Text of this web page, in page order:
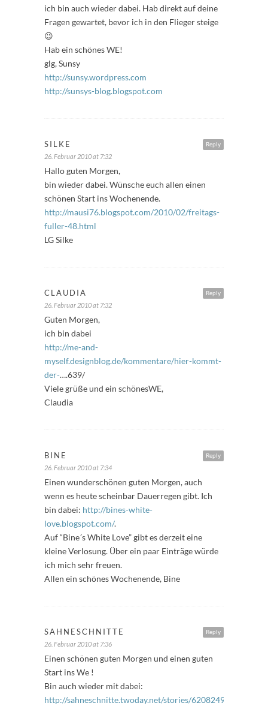
ich bin auch wieder dabei. Hab direkt auf deine
Fragen gewartet, bevor ich in den Flieger steige
😉
Hab ein schönes WE!
glg, Sunsy
http://sunsy.wordpress.com
http://sunsys-blog.blogspot.com
Reply
SILKE
26. Februar 2010 at 7:32
Hallo guten Morgen,
bin wieder dabei. Wünsche euch allen einen
schönen Start ins Wochenende.
http://mausi76.blogspot.com/2010/02/freitags-
fuller-48.html
LG Silke
Reply
CLAUDIA
26. Februar 2010 at 7:32
Guten Morgen,
ich bin dabei
http://me-and-
myself.designblog.de/kommentare/hier-kommt-
der-….639/
Viele grüße und ein schönesWE,
Claudia
Reply
BINE
26. Februar 2010 at 7:34
Einen wunderschönen guten Morgen, auch
wenn es heute scheinbar Dauerregen gibt. Ich
bin dabei: http://bines-white-
love.blogspot.com/.
Auf “Bine´s White Love” gibt es derzeit eine
kleine Verlosung. Über ein paar Einträge würde
ich mich sehr freuen.
Allen ein schönes Wochenende, Bine
Reply
SAHNESCHNITTE
26. Februar 2010 at 7:36
Einen schönen guten Morgen und einen guten
Start ins We !
Bin auch wieder mit dabei:
http://sahneschnitte.twoday.net/stories/6208249